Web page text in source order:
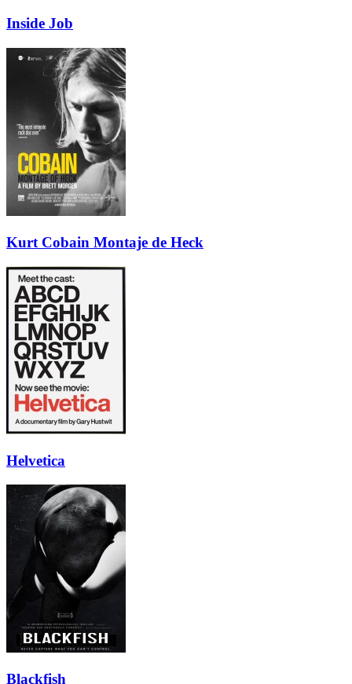
Inside Job
Kurt Cobain Montaje de Heck
Helvetica
Blackfish